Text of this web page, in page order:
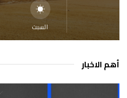
السبت
أهم الاخبار